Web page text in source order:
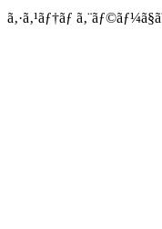
ã‚·ã‚¹ãƒ†ãƒ